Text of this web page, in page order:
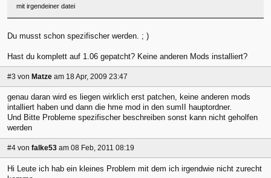
mit irgendeiner datei
Du musst schon spezifischer werden. ; )
Hast du komplett auf 1.06 gepatcht? Keine anderen Mods installiert?
#3 von Matze am 18 Apr, 2009 23:47
genau daran wird es liegen wirklich erst patchen, keine anderen mods
intalliert haben und dann die hme mod in den sumII hauptordner.
Und Bitte Probleme spezifischer beschreiben sonst kann nicht geholfen
werden
#4 von falke53 am 08 Feb, 2011 08:19
Hi Leute ich hab ein kleines Problem mit dem ich irgendwie nicht zurecht